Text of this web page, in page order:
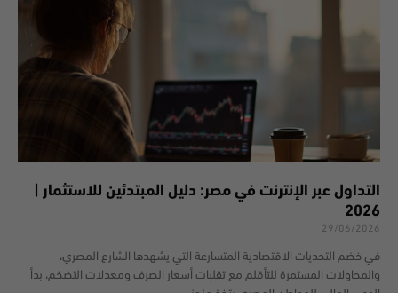
التداول عبر الإنترنت في مصر: دليل المبتدئين للاستثمار |
2026
29/06/2026
في خضم التحديات الاقتصادية المتسارعة التي يشهدها الشارع المصري،
والمحاولات المستمرة للتأقلم مع تقلبات أسعار الصرف ومعدلات التضخم، بدأ